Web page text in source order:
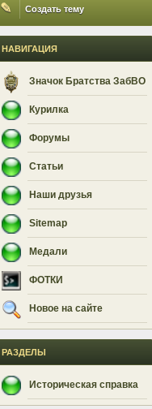
✎ Создать тему
НАВИГАЦИЯ
Значок Братства ЗабВО
Курилка
Форумы
Статьи
Наши друзья
Sitemap
Медали
ФОТКИ
Новое на сайте
РАЗДЕЛЫ
Историческая справка